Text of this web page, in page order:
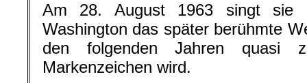
Am 28. August 1963 singt sie
Washington das später berühmte
den folgenden Jahren quasi
Markenzeichen wird.